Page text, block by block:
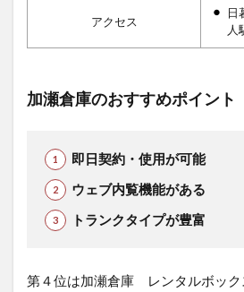
アクセス
日
加瀬倉庫のおすすめポイント
即日契約・使用が可能
ウェブ内覧機能がある
トランクタイプが豊富
第４位は加瀬倉庫 レンタルボック